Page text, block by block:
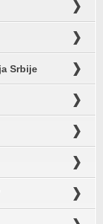
Srbije